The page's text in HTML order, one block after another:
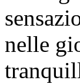
nelle